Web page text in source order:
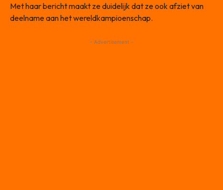
Met haar bericht maakt ze duidelijk dat ze ook afziet van
deelname aan het wereldkampioenschap.
- Advertisement -